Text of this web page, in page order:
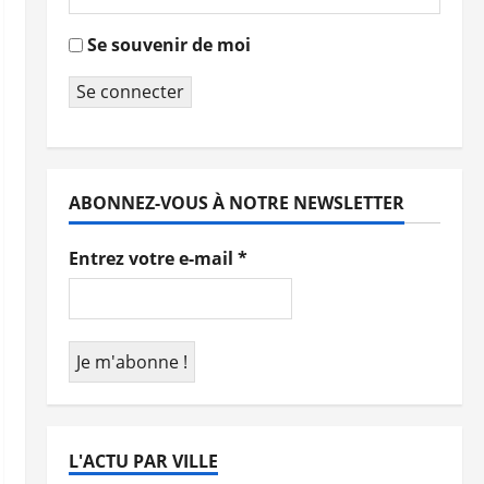
Se souvenir de moi
Se connecter
ABONNEZ-VOUS À NOTRE NEWSLETTER
Entrez votre e-mail *
L'ACTU PAR VILLE